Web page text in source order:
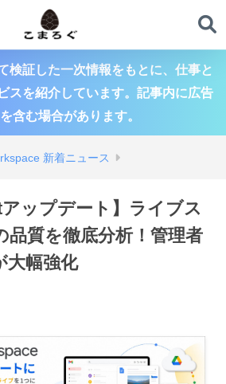
検証した一次情報をもとに、仕事と
スを紹介しています。記事内に広告
含む場合があります。
新着ニュース
アップデート】ライブス
品質を徹底分析！管理者
大幅強化